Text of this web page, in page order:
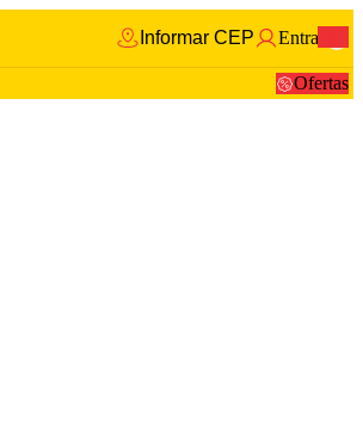
Informar CEP Entrar
Ofertas